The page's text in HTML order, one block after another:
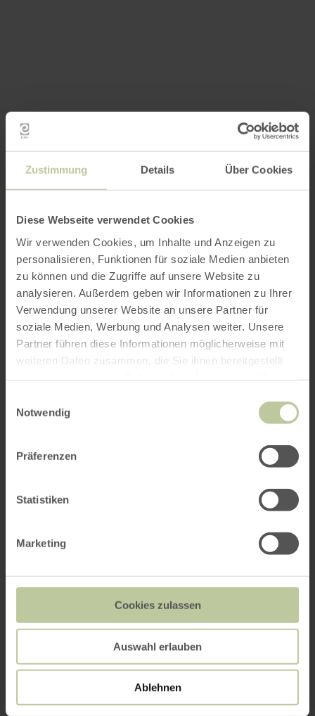
Zustimmung Details Über Cookies
Diese Webseite verwendet Cookies
Wir verwenden Cookies, um Inhalte und Anzeigen zu
personalisieren, Funktionen für soziale Medien anbieten
zu können und die Zugriffe auf unsere Website zu
analysieren. Außerdem geben wir Informationen zu Ihrer
Verwendung unserer Website an unsere Partner für
soziale Medien, Werbung und Analysen weiter. Unsere
Partner führen diese Informationen möglicherweise mit
weiteren Daten zusammen, die Sie ihnen bereitgestellt
Notwendig
Präferenzen
Statistiken
Marketing
Cookies zulassen
Auswahl erlauben
Ablehnen